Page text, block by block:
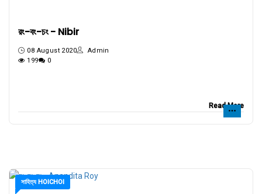
রং-বং-চং - Nibir
08 August 2020
Admin
199
0
Read More
সাহিত্য HOICHOI